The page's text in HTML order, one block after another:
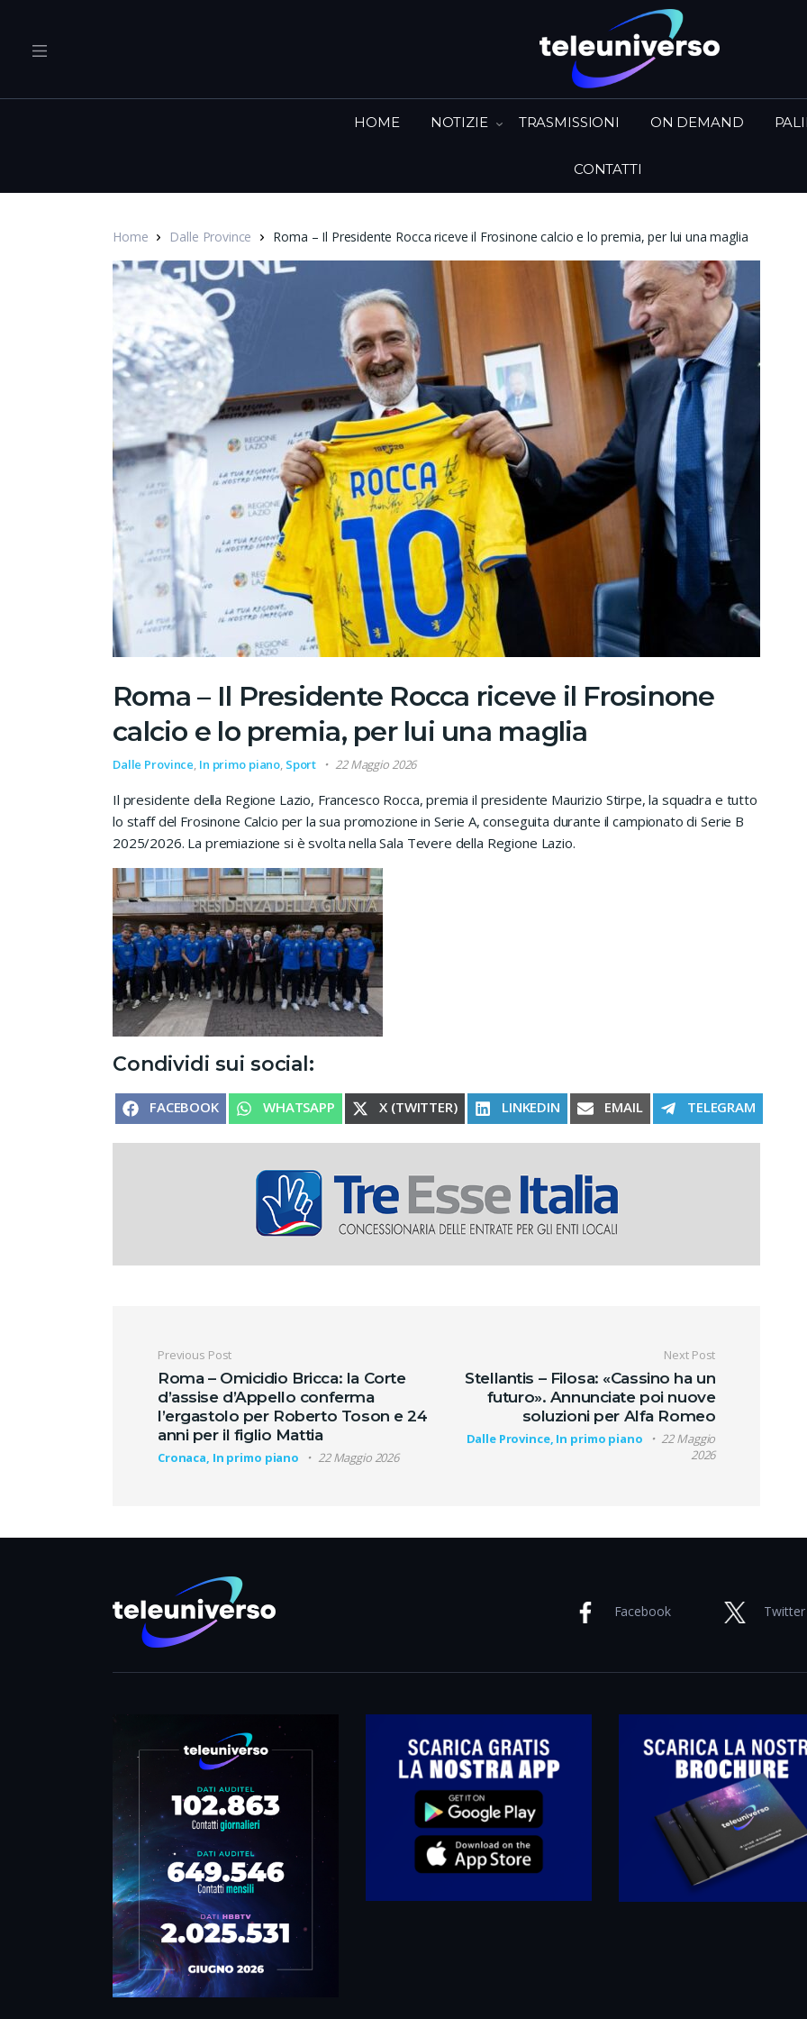
HOME NOTIZIE TRASMISSIONI ON DEMAND
CONTATTI
Home Dalle Province Roma – Il Presidente Rocca riceve il Frosinone calcio e lo premia, per lui una maglia
Roma – Il Presidente Rocca riceve il Frosinone
calcio e lo premia, per lui una maglia
Dalle Province, In primo piano, Sport 22 Maggio 2026
Il presidente della Regione Lazio, Francesco Rocca, premia il presidente Maurizio Stirpe, la squadra e tutto
lo staff del Frosinone Calcio per la sua promozione in Serie A, conseguita durante il campionato di Serie B
2025/2026. La premiazione si è svolta nella Sala Tevere della Regione Lazio.
Condividi sui social:
SHARE ON
FACEBOOK SHARE ON
WHATSAPP SHARE ON
X (TWITTER) SHARE ON
LINKEDIN SHARE ON
EMAIL SHARE ON
TELEGRAM
Navigazione articoli
Previous Post
Roma – Omicidio Bricca: la Corte
d’assise d’Appello conferma
l’ergastolo per Roberto Toson e 24
anni per il figlio Mattia
Cronaca, In primo piano 22 Maggio 2026
Next Post
Stellantis – Filosa: «Cassino ha un
futuro». Annunciate poi nuove
soluzioni per Alfa Romeo
Dalle Province, In primo piano
22 Maggio
2026
Facebook Twitter